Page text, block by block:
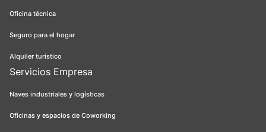
Oficina técnica
Seguro para el hogar
Alquiler turístico
Servicios Empresa
Naves industriales y logísticas
Oficinas y espacios de Coworking